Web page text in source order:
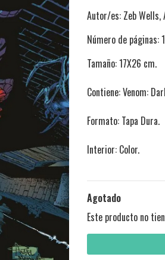
Autor/es: Zeb Wells,
Número de páginas:
Tamaño: 17X26 cm.
Contiene: Venom:
Formato: Tapa Dura.
Interior: Color.
Agotado
Este producto no